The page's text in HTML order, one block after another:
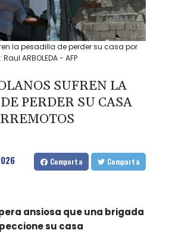
la pesadilla de perder su casa por
ARBOLEDA - AFP
SUFREN LA
PERDER SU CASA
Comparta Comparta
ansiosa que una brigada
su casa